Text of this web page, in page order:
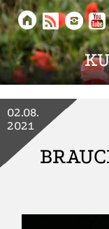
   
02.08.
2021